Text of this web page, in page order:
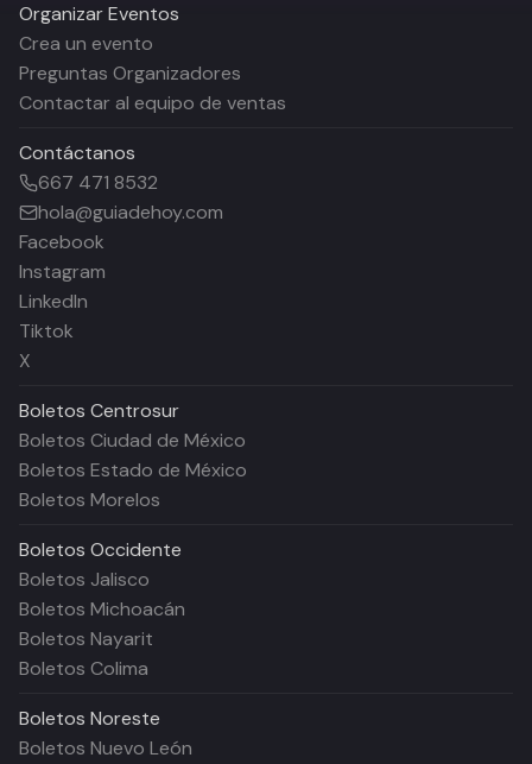
Organizar Eventos
Crea un evento
Preguntas Organizadores
Contactar al equipo de ventas
Contáctanos
667 471 8532
hola@guiadehoy.com
Facebook
Instagram
LinkedIn
Tiktok
X
Boletos Centrosur
Boletos Ciudad de México
Boletos Estado de México
Boletos Morelos
Boletos Occidente
Boletos Jalisco
Boletos Michoacán
Boletos Nayarit
Boletos Colima
Boletos Noreste
Boletos Nuevo León